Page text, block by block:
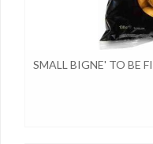
SMALL BIGNE' TO BE